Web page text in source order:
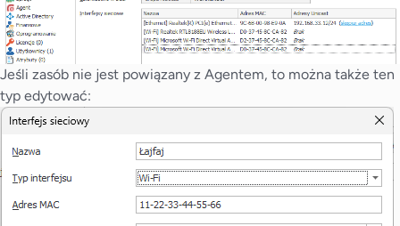
Jeśli zasób nie jest powiązany z Agentem, to można także ten
typ edytować: